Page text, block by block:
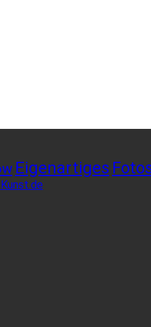
Eigenartiges